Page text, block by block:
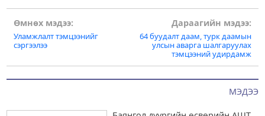
МЭДЭЭ
Post
navigation
Өмнөх мэдээ:
Уламжлалт тэмцээнийг
сэргээлээ
Дараагийн мэдээ:
64 буудалт даам, турк даамын
улсын аварга шалгаруулах
тэмцээний удирдамж